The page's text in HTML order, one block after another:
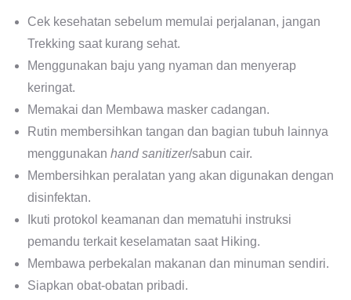
Cek kesehatan sebelum memulai perjalanan, jangan
Trekking saat kurang sehat.
Menggunakan baju yang nyaman dan menyerap
keringat.
Memakai dan Membawa masker cadangan.
Rutin membersihkan tangan dan bagian tubuh lainnya
menggunakan hand sanitizer/sabun cair.
Membersihkan peralatan yang akan digunakan dengan
disinfektan.
Ikuti protokol keamanan dan mematuhi instruksi
pemandu terkait keselamatan saat Hiking.
Membawa perbekalan makanan dan minuman sendiri.
Siapkan obat-obatan pribadi.